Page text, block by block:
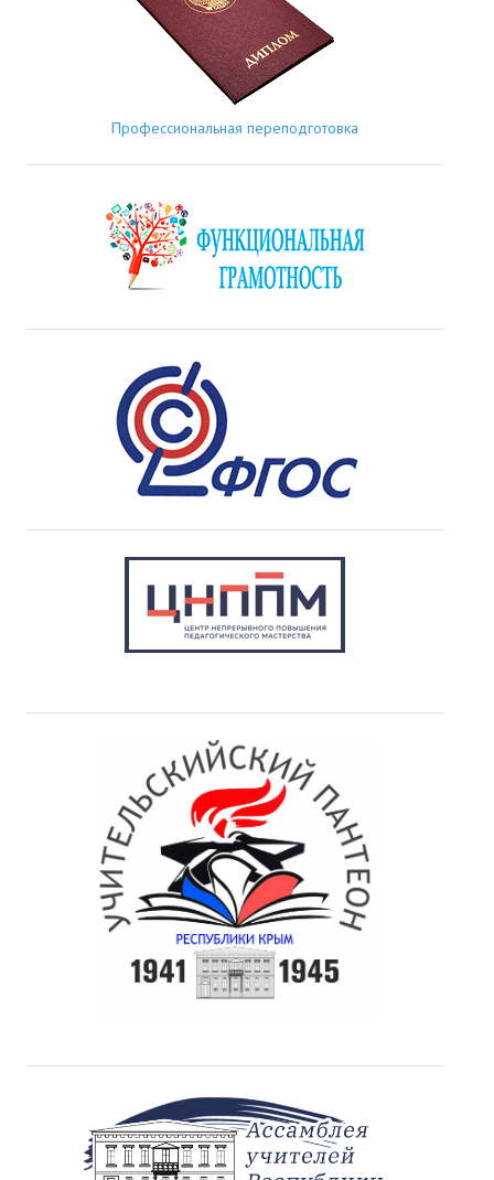
Профессиональная переподготовка